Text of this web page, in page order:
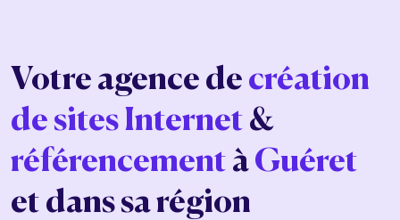
Votre agence de création
de sites Internet &
référencement àGuéret
et dans sa région